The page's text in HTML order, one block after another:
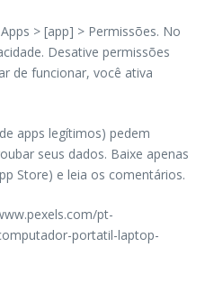
> [app] > Permissões. No
Desative permissões
de funcionar, você ativa
apps legítimos) pedem
seus dados. Baixe apenas
Store) e leia os comentários.
pt-
portatil-laptop-